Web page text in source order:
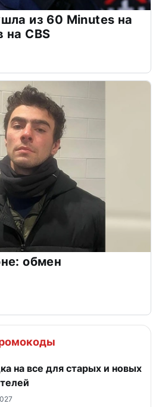
из 60 Minutes на
на CBS
обмен
на все для старых и новых